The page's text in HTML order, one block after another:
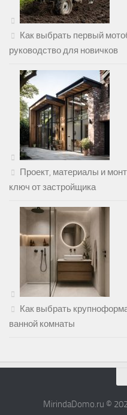
Как выбрать первый
руководство для новичков
Проект, материалы и
ключ от застройщика
Как выбрать
ванной комнаты
MirindaDomo.ru ©